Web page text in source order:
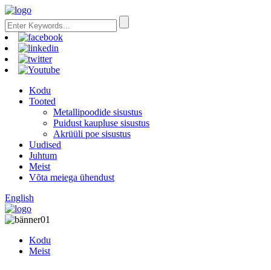
Kodu
Tooted
Metallipoodide sisustus
Puidust kaupluse sisustus
Akrüüli poe sisustus
Uudised
Juhtum
Meist
Võta meiega ühendust
English
Kodu
Meist